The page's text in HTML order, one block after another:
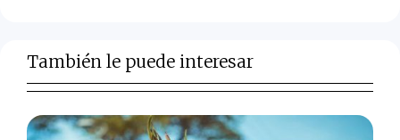
También le puede interesar